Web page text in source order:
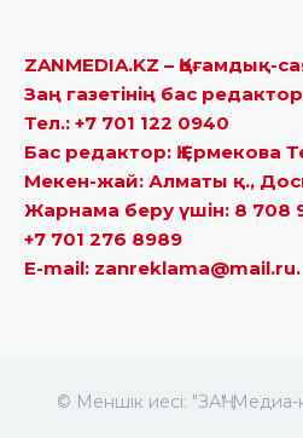
ZANMEDIA.KZ – Қоғамдық-
Заң газетінің бас
Тел.: +7 701 122 0940
Бас редактор: Қ.Ермекова
Мекен-жай: Алматы қ.,
Жарнама беру үшін: 8 708
+7 701 276 8989
E-mail: zanreklama@mail.ru.
© Меншік иесі: "ЗАҢ"